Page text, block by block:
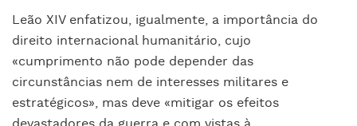
Leão XIV enfatizou, igualmente, a importância do
direito internacional humanitário, cujo
«cumprimento não pode depender das
circunstâncias nem de interesses militares e
estratégicos», mas deve «mitigar os efeitos